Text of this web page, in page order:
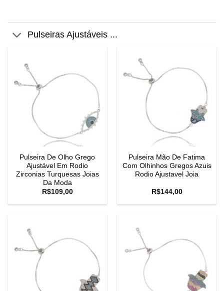
Pulseiras Ajustáveis ...
Pulseira De Olho Grego
Ajustável Em Rodio
Zirconias Turquesas Joias
Da Moda
R$109,00
Pulseira Mão De Fatima
Com Olhinhos Gregos Azuis
Rodio Ajustavel Joia
R$144,00